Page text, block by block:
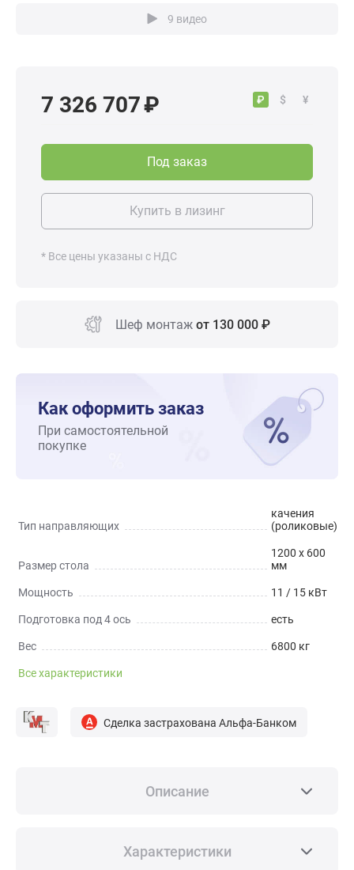
9 видео
₽ $ ¥
7 326 707 ₽
Под заказ
Купить в лизинг
* Все цены указаны с НДС
Шеф монтаж от 130 000 ₽
Как оформить заказ
При самостоятельной
покупке
Тип направляющих
качения
(роликовые)
Размер стола
1200 x 600
мм
Мощность 11 / 15 кВт
Подготовка под 4 ось есть
Вес 6800 кг
Все характеристики
Сделка застрахована Альфа-Банком
Описание
Вертикальные многоцелевые обрабатывающие
центры серии KVL предназначены для обработки
Характеристики